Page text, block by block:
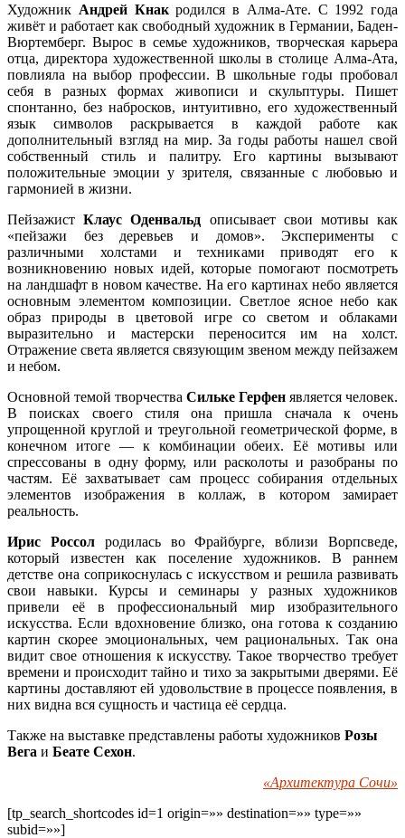
Художник Андрей Кнакродился в Алма-Ате. С 1992 года
живёт и работает как свободный художник в Германии, Баден-
Вюртемберг. Вырос в семье художников, творческая карьера
отца, директора художественной школы в столице Алма-Ата,
повлияла на выбор профессии. В школьные годы пробовал
себя в разных формах живописи и скульптуры. Пишет
спонтанно, без набросков, интуитивно, его художественный
язык символов раскрывается в каждой работе как
дополнительный взгляд на мир. За годы работы нашел свой
собственный стиль и палитру. Его картины вызывают
положительные эмоции у зрителя, связанные с любовью и
гармонией в жизни.
ПейзажистКлаус Оденвальд описывает свои мотивы как
«пейзажи без деревьев и домов». Эксперименты с
различными холстами и техниками приводят его к
возникновению новых идей, которые помогают посмотреть
на ландшафт в новом качестве. На его картинах небо является
основным элементом композиции. Светлое ясное небо как
образ природы в цветовой игре со светом и облаками
выразительно и мастерски переносится им на холст.
Отражение света является связующим звеном между пейзажем
и небом.
Основной темой творчества Сильке Герфен является человек.
В поисках своего стиля она пришла сначала к очень
упрощенной круглой и треугольной геометрической форме, в
конечном итоге — к комбинации обеих. Её мотивы или
спрессованы в одну форму, или расколоты и разобраны по
частям. Её захватывает сам процесс собирания отдельных
элементов изображения в коллаж, в котором замирает
реальность.
Ирис Россолродилась во Фрайбурге, вблизи Ворпсведе,
который известен как поселение художников. В раннем
детстве она соприкоснулась с искусством и решила развивать
свои навыки. Курсы и семинары у разных художников
привели её в профессиональный мир изобразительного
искусства. Если вдохновение близко, она готова к созданию
картин скорее эмоциональных, чем рациональных. Так она
видит свое отношения к искусству. Такое творчество требует
времени и происходит тайно и тихо за закрытыми дверями. Её
картины доставляют ей удовольствие в процессе появления, в
них видна вся сущность и частица её сердца.
Также на выставке представлены работы художников Розы
Вега и Беате Сехон.
«Архитектура Сочи»
[tp_search_shortcodes id=1 origin=»» destination=»» type=»»
subid=»»]